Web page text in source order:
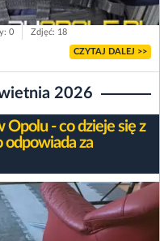
0 Zdjęć: 18
CZYTAJ DALEJ >>
2026
Opolu - co dzieje się z
odpowiada za